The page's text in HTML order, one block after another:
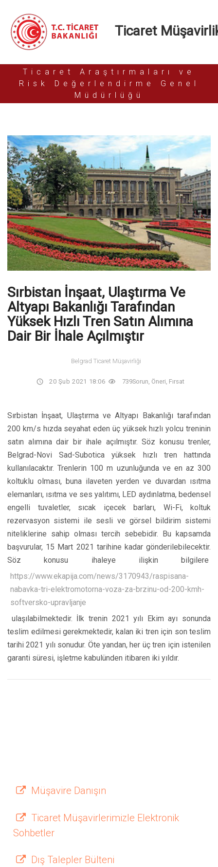
Ticaret
Ticaret Araştırmaları ve
Risk Değerlendirme Genel
Müdürlüğü
Sırbistan İnşaat, Ulaştırma Ve
Altyapı Bakanlığı Tarafından
Yüksek Hızlı Tren Satın Alımına
Dair Bir İhale Açılmıştır
Belgrad Ticaret Müşavirliği
20 Şub 2021 18:06 739Sorun, Öneri, Fırsat
Sırbistan İnşaat, Ulaştırma ve Altyapı Bakanlığı tarafından
200 km/s hızda seyahat eden üç yüksek hızlı yolcu treninin
satın alımına dair bir ihale açılmıştır. Söz konusu trenler,
Belgrad-Novi Sad-Subotica yüksek hızlı tren hattında
kullanılacaktır. Trenlerin 100 m uzunluğunda ve en az 300
koltuklu olması, buna ilaveten yerden ve duvardan ısıtma
elemanları, ısıtma ve ses yalıtımı, LED aydınlatma, bedensel
engelli tuvaletler, sıcak içecek barları, Wi-Fi, koltuk
rezervasyon sistemi ile sesli ve görsel bildirim sistemi
niteliklerine sahip olması tercih sebebidir. Bu kapsamda
başvurular, 15 Mart 2021 tarihine kadar gönderilebilecektir.
Söz konusu ihaleye ilişkin bilgilere
https://www.ekapija.com/news/3170943/raspisana-
nabavka-tri-elektromotorna-voza-za-brzinu-od-200-kmh-
softversko-upravljanje
ulaşılabilmektedir. İlk trenin 2021 yılı Ekim ayı sonunda
teslim edilmesi gerekmektedir, kalan iki tren için son teslim
tarihi 2021 yılı sonudur. Öte yandan, her üç tren için istenilen
garanti süresi, işletme kabulünden itibaren iki yıldır.
Müşavire Danışın
Ticaret Müşavirlerimizle Elektronik
Sohbetler
Dış Talepler Bülteni